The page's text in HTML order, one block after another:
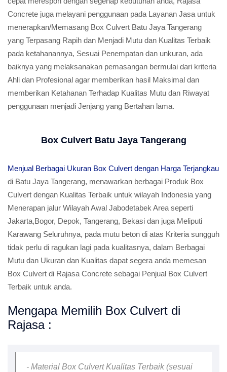
Concrete juga melayani penggunaan pada Layanan Jasa untuk
menerapkan/Memasang Box Culvert Batu Jaya Tangerang
yang Terpasang Rapih dan Menjadi Mutu dan Kualitas Terbaik
pada ketahanannya, Sesuai Penempatan dan unkuran, ada
baiknya yang melaksanakan pemasangan bermulai dari kriteria
Ahli dan Profesional agar memberikan hasil Maksimal dan
memberikan Ketahanan Terhadap Kualitas Mutu dan Riwayat
penggunaan menjadi Jenjang yang Bertahan lama.
Box Culvert Batu Jaya Tangerang
Menjual Berbagai Ukuran Box Culvert dengan Harga Terjangkau
di Batu Jaya Tangerang, menawarkan berbagai Produk Box
Culvert dengan Kualitas Terbaik untuk wilayah Indonesia yang
Menerapan jalur Wilayah Awal Jabodetabek Area seperti
Jakarta,Bogor, Depok, Tangerang, Bekasi dan juga Meliputi
Karawang Seluruhnya, pada mutu beton di atas Kriteria sungguh
tidak perlu di ragukan lagi pada kualitasnya, dalam Berbagai
Mutu dan Ukuran dan Kualitas dapat segera anda memesan
Box Culvert di Rajasa Concrete sebagai Penjual Box Culvert
Terbaik untuk anda.
Mengapa Memilih Box Culvert di
Rajasa :
- Material Box Culvert Kualitas Terbaik (sesuai